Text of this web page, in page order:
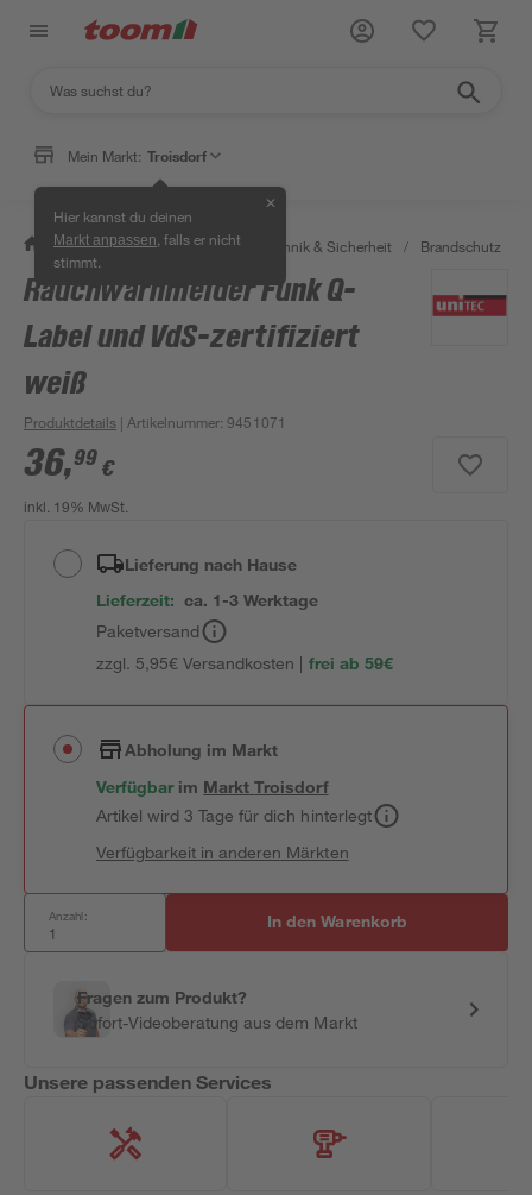
Mein Markt: Troisdorf
Hier kannst du deinen
Markt anpassen , falls er nicht
stimmt.
✕
/ Bauen & Renovieren / Haustechnik & Sicherheit / Brandschutz
Rauchwarnmelder Funk Q-
Label und VdS-zertifiziert
weiß
Produktdetails | Artikelnummer:9451071
36,99 €
inkl. 19% MwSt.
Lieferung nach Hause
Lieferzeit: ca. 1-3 Werktage
Paketversand
zzgl. 5,95€ Versandkosten | frei ab 59€
Abholung im Markt
Verfügbar im MarktTroisdorf
Artikel wird 3 Tage für dich hinterlegt
Verfügbarkeit in anderen Märkten
Anzahl: In den Warenkorb
Fragen zum Produkt?
Sofort-Videoberatung aus dem Markt
Unsere passenden Services